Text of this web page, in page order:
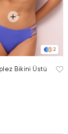
2
Bikini Üstü